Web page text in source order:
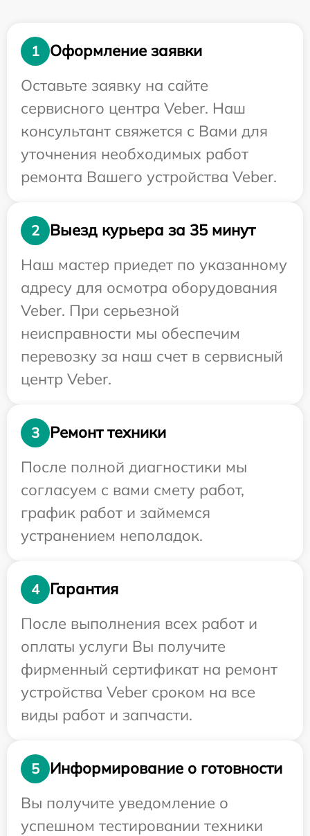
1
Оформление заявки
Оставьте заявку на сайте
сервисного центра Veber. Наш
консультант свяжется с Вами для
уточнения необходимых работ
ремонта Вашего устройства Veber.
2
Выезд курьера за 35 минут
Наш мастер приедет по указанному
адресу для осмотра оборудования
Veber. При серьезной
неисправности мы обеспечим
перевозку за наш счет в сервисный
центр Veber.
3
Ремонт техники
После полной диагностики мы
согласуем с вами смету работ,
график работ и займемся
устранением неполадок.
4
Гарантия
После выполнения всех работ и
оплаты услуги Вы получите
фирменный сертификат на ремонт
устройства Veber сроком на все
виды работ и запчасти.
5
Информирование о готовности
Вы получите уведомление о
успешном тестировании техники